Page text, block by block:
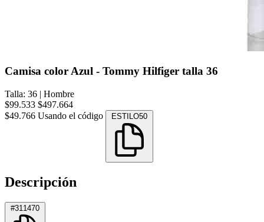
Camisa color Azul - Tommy Hilfiger talla 36
Talla: 36 | Hombre
$99.533 $497.664
$49.766 Usando el código ESTILO50
Descripción
#311470